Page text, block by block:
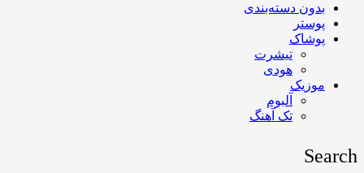
بدون دسته‌بندی
پوستر
پوشاک
تیشرت
هودی
موزیک
آلبوم
تک آهنگ
Search